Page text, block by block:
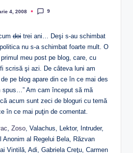
4, 2008 9
doi trei ani… Deşi s-au schimbat
nu s-a schimbat foarte mult. O
meu post pe blog, care, cu
scrisă şi azi. De câteva luni am
pe blog apare din ce în ce mai des
spus…” Am cam început să mă
acum sunt zeci de bloguri cu temă
în ce mai puţin de comentat.
, Zoso, Valachus, Lektor, Intruder,
Anonim al Regelui Bela, Răzvan
Vintilă, Adi, Gabriela Creţu, Carmen